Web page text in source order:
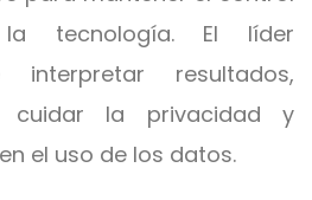
tecnología. El líder
interpretar resultados,
cuidar la privacidad y
el uso de los datos.